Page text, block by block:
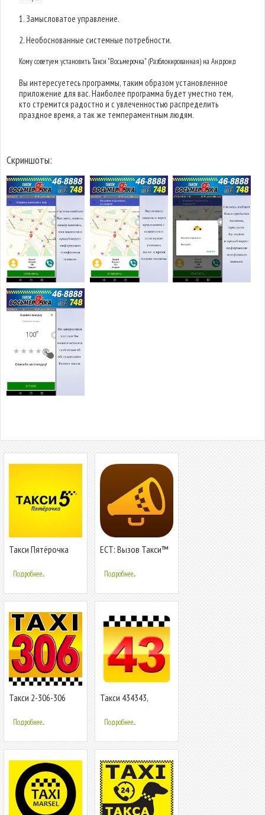
1. Замысловатое управление.
2. Необоснованные системные потребности.
Кому советуем установить Такси "Восьмерочка" (Разблокированная) на Андроид
Вы интересуетесь программы, таким образом установленное
приложение для вас. Наиболее программа будет уместно тем,
кто стремится радостно и с увлеченностью распределить
праздное время, а так же темпераментным людям.
Скриншоты:
Такси Пятёрочка
Подробнее...
ЕСТ: Вызов Такси™
Подробнее...
Такси 2-306-306
Подробнее...
Такси 434343,
Подробнее...